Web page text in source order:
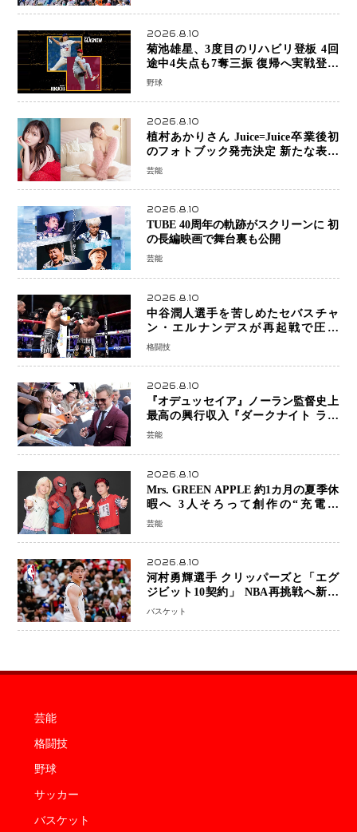
2026.8.10
菊池雄星、3度目のリハビリ登板 4回
途中4失点も7奪三振 復帰へ実戦登板
を重ねる
野球
2026.8.10
植村あかりさん Juice=Juice卒業後初
のフォトブック発売決定 新たな表現
者としての“今”を凝縮
芸能
2026.8.10
TUBE 40周年の軌跡がスクリーンに 初
の長編映画で舞台裏も公開
芸能
2026.8.10
中谷潤人選手を苦しめたセバスチャ
ン・エルナンデスが再起戦で圧巻
KO 2回で相手を沈める…次戦は亀田
格闘技
2026.8.10
『オデュッセイア』ノーラン監督史上
最高の興行収入『ダークナイト ライ
ジング』超え、世界で11億ドル突破
芸能
2026.8.10
Mrs. GREEN APPLE 約1カ月の夏季休
暇へ 3人そろって創作の“充電期
間”「自分らしいインプットを」
芸能
2026.8.10
河村勇輝選手 クリッパーズと「エグ
ジビット10契約」 NBA再挑戦へ新た
な一歩、八村塁選手との共闘にも期待
バスケット
芸能
格闘技
野球
サッカー
バスケット